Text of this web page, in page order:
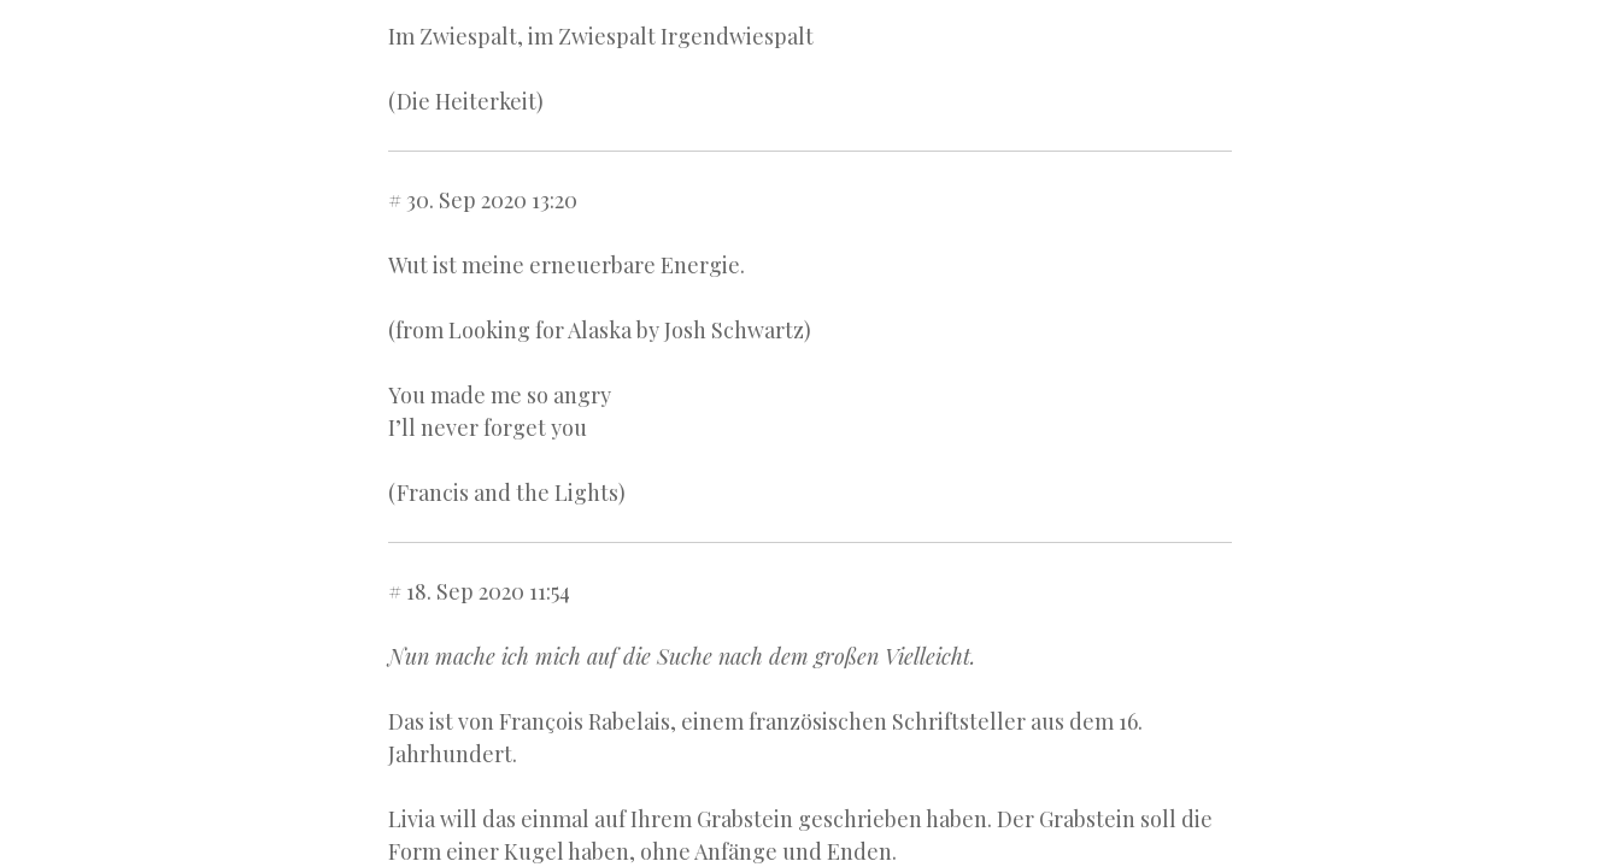
Im Zwiespalt, im Zwiespalt Irgendwiespalt
(Die Heiterkeit)
# 30. Sep 2020 13:20
Wut ist meine erneuerbare Energie.
(from Looking for Alaska by Josh Schwartz)
You made me so angry
I’ll never forget you
(Francis and the Lights)
# 18. Sep 2020 11:54
Nun mache ich mich auf die Suche nach dem großen Vielleicht.
Das ist von François Rabelais, einem französischen Schriftsteller aus dem 16.
Jahrhundert.
Livia will das einmal auf Ihrem Grabstein geschrieben haben. Der Grabstein soll die
Form einer Kugel haben, ohne Anfänge und Enden.